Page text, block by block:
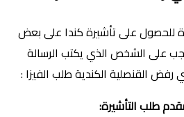
للحصول على تأشيرة كندا على بعض
على الشخص الذي يكتب الرسالة
رفض القنصلية الكندية طلب الفيزا :
طلب التأشيرة: